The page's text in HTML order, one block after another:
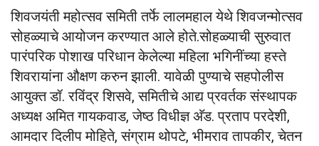
शिवजयंती महोत्सव समिती तर्फे लालमहाल येथे शिवजन्मोत्सव
सोहळ्याचे आयोजन करण्यात आले होते.सोहळ्याची सुरुवात
पारंपरिक पोशाख परिधान केलेल्या महिला भगिनींच्या हस्ते
शिवरायांना औक्षण करुन झाली. यावेळी पुण्याचे सहपोलीस
आयुक्त डॉ. रविंद्र शिसवे, समितीचे आद्य प्रवर्तक संस्थापक
अध्यक्ष अमित गायकवाड, जेष्ठ विधीज्ञ अ‍ॅड. प्रताप परदेशी,
आमदार दिलीप मोहिते, संग्राम थोपटे, भीमराव तापकीर, चेतन